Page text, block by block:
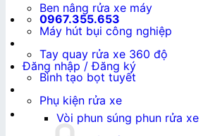
0967.355.653
Đăng nhập / Đăng ký
Ben nâng rửa xe máy
Máy hút bụi công nghiệp
Tay quay rửa xe 360 độ
Bình tạo bọt tuyết
Phụ kiện rửa xe
Vòi phun súng phun rửa xe